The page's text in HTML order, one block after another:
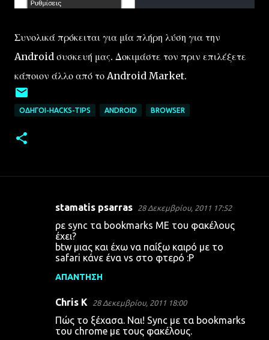
Συνολικά πρόκειται για μία πλήρη λύση για την
Android συσκευή μας. Δοκιμάστε τον πριν επιλέξετε
κάποιον άλλο από το Android Market.
ΟΔΗΓΟΊ-HACKS-TIPS ANDROID BROWSER
stamatis psarras 28 Δεκεμβρίου, 2011 17:52
ρε sync τα bookmarks ΜΕ του φακέλους
έχει?
btw μιας και έχω να παίξω καιρό με το
safari κάνε ένα vs στο φτερό :P
ΑΠΆΝΤΗΣΗ
Chris K 28 Δεκεμβρίου, 2011 18:00
Πώς το ξέχασα. Ναι! Sync με τα bookmarks
του chrome με τους φακέλους.